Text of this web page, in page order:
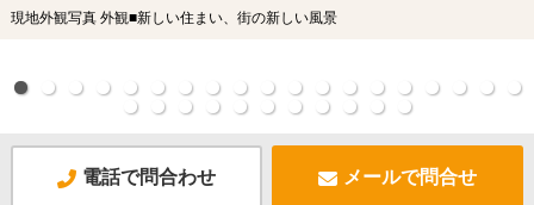
現地外観写真 外観■新しい住まい、街の新しい風景
電話で問合わせ メールで問合せ